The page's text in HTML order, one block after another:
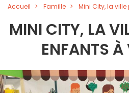
Accueil Famille Mini City, la
MINI CITY, LA
ENFANTS À